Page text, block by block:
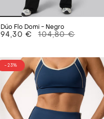
Dúo Flo Domi - Negro
94,30 € 104,80 €
- 23%